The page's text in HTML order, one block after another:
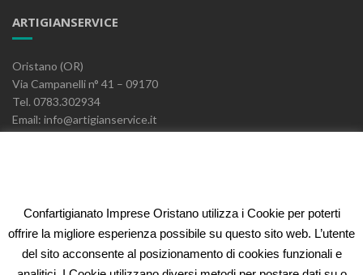
ARTIGIANSERVICE
Oristano (OR)
Via Campanelli n° 41 – 09170
Tel. 0783.302934
Email: info@artigianservice.it
ELEONORA FIDI
Oristano (OR)
Confartigianato Imprese Oristano utilizza i Cookie per poterti
offrire la migliore esperienza possibile su questo sito web. L’utente
del sito acconsente al posizionamento di cookies funzionali e